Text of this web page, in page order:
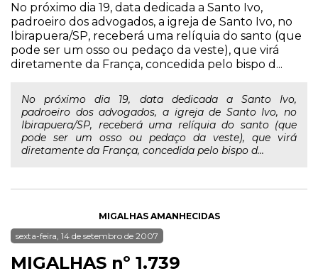
No próximo dia 19, data dedicada a Santo Ivo,
padroeiro dos advogados, a igreja de Santo Ivo, no
Ibirapuera/SP, receberá uma relíquia do santo (que
pode ser um osso ou pedaço da veste), que virá
diretamente da França, concedida pelo bispo d...
No próximo dia 19, data dedicada a Santo Ivo,
padroeiro dos advogados, a igreja de Santo Ivo, no
Ibirapuera/SP, receberá uma relíquia do santo (que
pode ser um osso ou pedaço da veste), que virá
diretamente da França, concedida pelo bispo d...
MIGALHAS AMANHECIDAS
sexta-feira, 14 de setembro de 2007
MIGALHAS nº 1.739